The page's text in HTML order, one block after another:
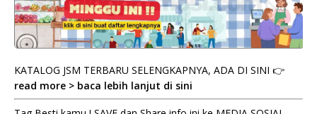
KATALOG JSM TERBARU SELENGKAPNYA, ADA DI SINI 👉
read more > baca lebih lanjut di sini